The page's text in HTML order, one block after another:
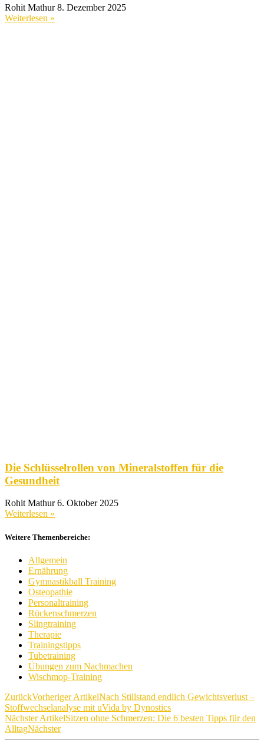
Rohit Mathur8. Dezember 2025
Weiterlesen »
Die Schlüsselrollen von Mineralstoffen für die
Gesundheit
Rohit Mathur6. Oktober 2025
Weiterlesen »
Weitere Themenbereiche:
Allgemein
Ernährung
Gymnastikball Training
Osteopathie
Personaltraining
Rückenschmerzen
Slingtraining
Therapie
Trainingstipps
Tubetraining
Übungen zum Nachmachen
Wischmop-Training
ZurückVorheriger ArtikelNach Stillstand endlich Gewichtsverlust –
Stoffwechselanalyse mit uVida by Dynostics
Nächster ArtikelSitzen ohne Schmerzen: Die 6 besten Tipps für den
AlltagNächster